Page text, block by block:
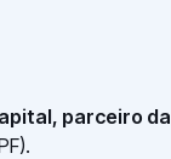
parceiro da